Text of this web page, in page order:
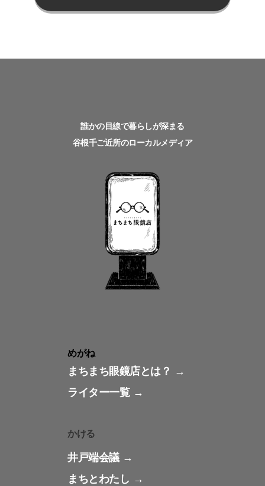
誰かの目線で暮らしが深まる
谷根千ご近所のローカルメディア
めがね
まちまち眼鏡店とは？
ライター一覧
かける
井戸端会議
まちとわたし